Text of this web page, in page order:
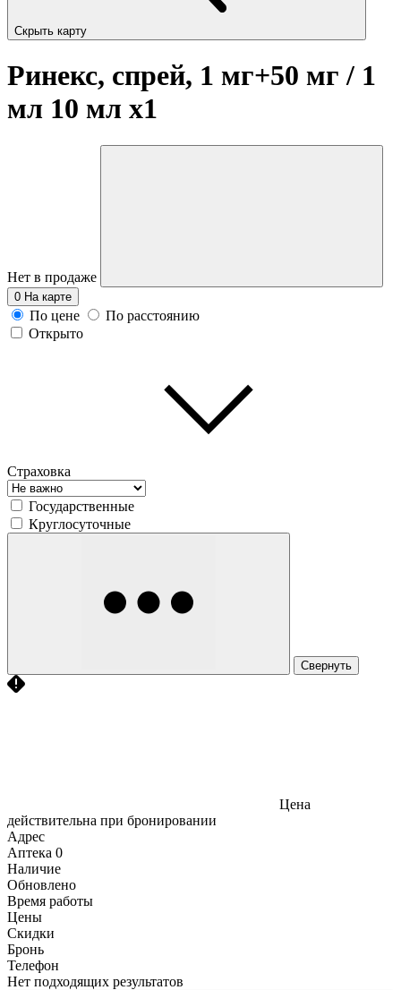
Скрыть карту
Ринекс, спрей, 1 мг+50 мг / 1
мл 10 мл x1
Нет в продаже
0 На карте
По цене
По расстоянию
Открыто
Страховка
Государственные
Круглосуточные
Свернуть
Цена
действительна при бронировании
Адрес
Аптека 0
Наличие
Обновлено
Время работы
Цены
Скидки
Бронь
Телефон
Нет подходящих результатов